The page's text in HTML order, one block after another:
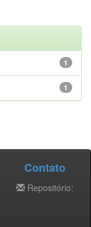
1
1
Contato
Repositório: